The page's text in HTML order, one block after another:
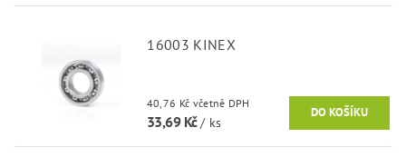
16003 KINEX
40,76 Kč včetně DPH
33,69 Kč/ ks